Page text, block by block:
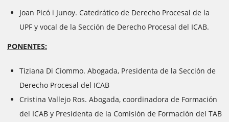
Joan Picó i Junoy. Catedrático de Derecho Procesal de la
UPF y vocal de la Sección de Derecho Procesal del ICAB.
PONENTES:
Tiziana Di Ciommo. Abogada, Presidenta de la Sección de
Derecho Procesal del ICAB
Cristina Vallejo Ros. Abogada, coordinadora de Formación
del ICAB y Presidenta de la Comisión de Formación del TAB